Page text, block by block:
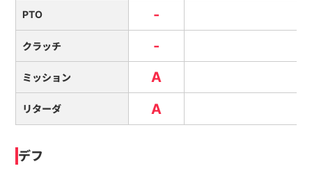
PTO -
クラッチ -
ミッション A
リターダ A
デフ